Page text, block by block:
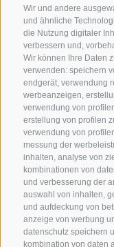
Wir und andere
und ähnliche
die Nutzung digitaler
verbessern und,
Wir können Ihre Daten
verwenden: speichern
endgerät, verwendung
werbeanzeigen,
verwendung von
erstellung von profilen
verwendung von
messung der
inhalten, analyse von
kombinationen von
und verbesserung der
auswahl von inhalten,
und aufdeckung von
anzeige von werbung
datenschutz speichern
kombination von daten
+39 0472